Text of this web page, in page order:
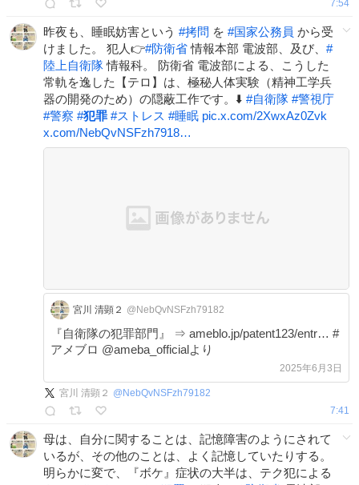
7:54
昨夜も、睡眠妨害という #拷問 を #国家公務員 から受
けました。 犯人👉#防衛省情報本部 電波部、及び、 #
陸上自衛隊情報科。 防衛省 電波部による、こうした
常軌を逸した【テロ】は、極秘人体実験（精神工学兵
器の開発のため）の隠蔽工作です。⬇️ #自衛隊 #警視庁
#警察 #犯罪 #ストレス #睡眠 pic.x.com/2XwxAz0Zvk
x.com/NebQvNSFzh7918…
宮川 清顕２ @NebQvNSFzh79182
『自衛隊の犯罪部門』 ⇒ ameblo.jp/patent123/entr… #
アメブロ @ameba_officialより
2025年6月3日
宮川 清顕２ @ NebQvNSFzh79182
7:41
母は、自分に関することは、記憶障害のようにされて
いるが、その他のことは、よく記憶していたりする。
明らかに変で、『ボケ』症状の大半は、テク犯による